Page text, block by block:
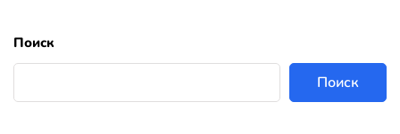
Поиск
Поиск